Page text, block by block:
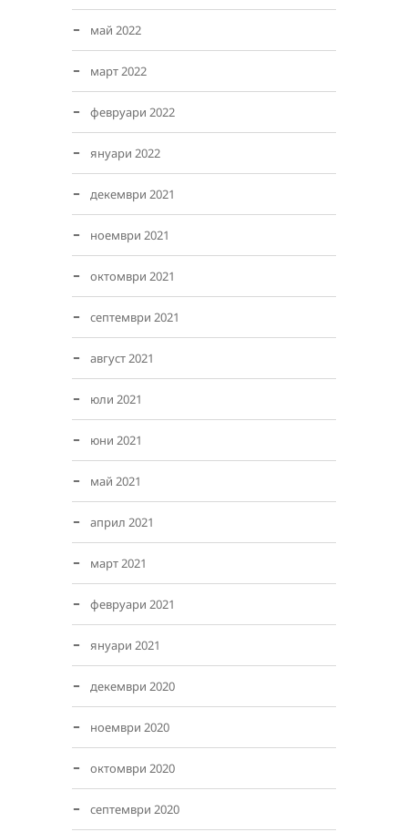
май 2022
март 2022
февруари 2022
януари 2022
декември 2021
ноември 2021
октомври 2021
септември 2021
август 2021
юли 2021
юни 2021
май 2021
април 2021
март 2021
февруари 2021
януари 2021
декември 2020
ноември 2020
октомври 2020
септември 2020